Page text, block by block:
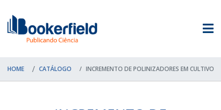
HOME CATÁLOGO INCREMENTO DE POLINIZADORES EM